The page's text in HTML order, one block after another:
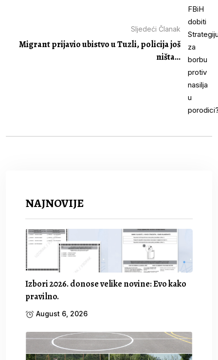
Sljedeći Članak
Migrant prijavio ubistvo u Tuzli, policija još
ništa...
NAJNOVIJE
Izbori 2026. donose velike novine: Evo kako
pravilno.
August 6, 2026